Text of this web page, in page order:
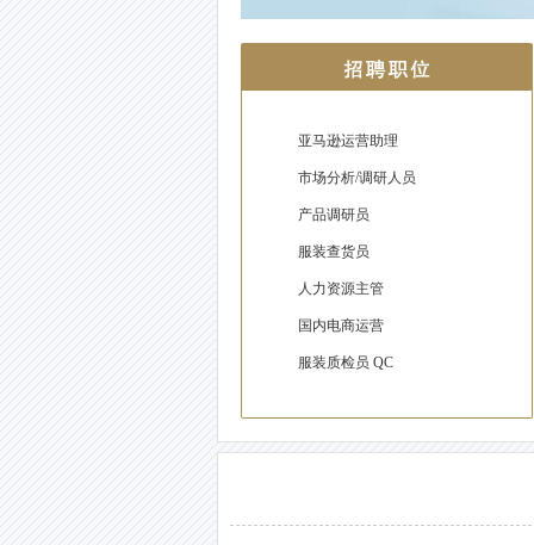
亚马逊运营助理
市场分析/调研人员
产品调研员
服装查货员
人力资源主管
国内电商运营
服装质检员 QC